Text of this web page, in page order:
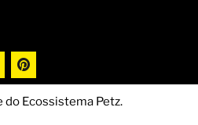
do Ecossistema Petz.